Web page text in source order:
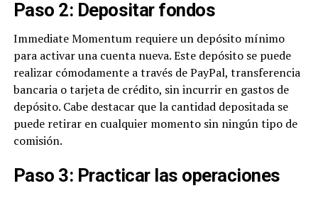
Paso 2: Depositar fondos
Immediate Momentum requiere un depósito mínimo
para activar una cuenta nueva. Este depósito se puede
realizar cómodamente a través de PayPal, transferencia
bancaria o tarjeta de crédito, sin incurrir en gastos de
depósito. Cabe destacar que la cantidad depositada se
puede retirar en cualquier momento sin ningún tipo de
comisión.
Paso 3: Practicar las operaciones